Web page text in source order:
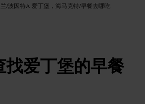
/波因特A 爱丁堡，海马克特/早餐去哪吃
找爱丁堡的早餐